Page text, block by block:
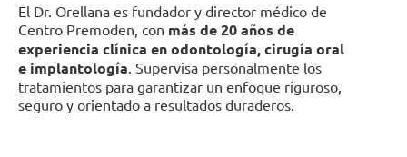
El Dr. Orellana es fundador y director médico de
Centro Premoden, con más de 20 años de
experiencia clínica en odontología, cirugía oral
e implantología . Supervisa personalmente los
tratamientos para garantizar un enfoque riguroso,
seguro y orientado a resultados duraderos.